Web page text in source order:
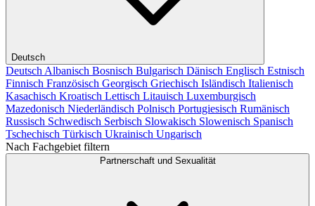
Deutsch
Deutsch Albanisch Bosnisch Bulgarisch Dänisch Englisch Estnisch
Finnisch Französisch Georgisch Griechisch Isländisch Italienisch
Kasachisch Kroatisch Lettisch Litauisch Luxemburgisch
Mazedonisch Niederländisch Polnisch Portugiesisch Rumänisch
Russisch Schwedisch Serbisch Slowakisch Slowenisch Spanisch
Tschechisch Türkisch Ukrainisch Ungarisch
Nach Fachgebiet filtern
Partnerschaft und Sexualität